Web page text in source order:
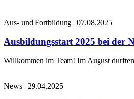
Aus- und Fortbildung | 07.08.2025
Ausbildungsstart 2025 bei der
Willkommen im Team! Im August
News | 29.04.2025